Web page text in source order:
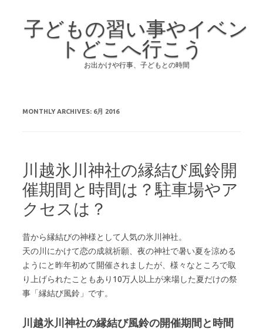
子どもの習い事やイベン
トどこへ行こう
お出かけや行事、子どもとの時間
MONTHLY ARCHIVES: 6月 2016
川越氷川神社の縁結び風鈴開
催期間と時間は？駐車場やア
クセスは？
昔から縁結びの神様として人気の氷川神社。
天の川にかけて恋の成就祈願、夜の神社で暑い夏を涼める
ようにと昨年初めて開催されましたが、様々なところで取
り上げられたこともあり10万人以上が来場した夏だけの祭
事「縁結び風鈴」です。
川越氷川神社の縁結び風鈴の開催期間と時間